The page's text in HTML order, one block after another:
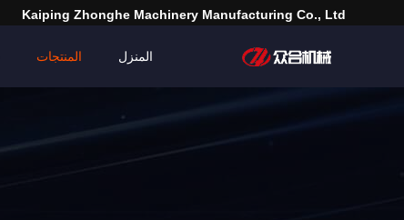
Kaiping Zhonghe Machinery Manufacturing Co., Ltd
المنزل المنتجات